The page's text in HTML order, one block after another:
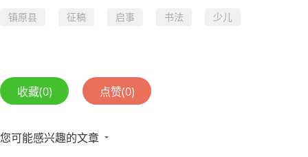
镇原县 征稿 启事 书法 少儿
收藏(0) 点赞(0)
您可能感兴趣的文章